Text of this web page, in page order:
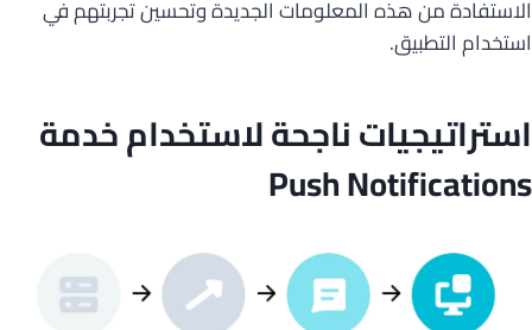
الاستفادة من هذه المعلومات الجديدة وتحسين تجربتهم في
استخدام التطبيق.
استراتيجيات ناجحة لاستخدام خدمة
Push Notifications